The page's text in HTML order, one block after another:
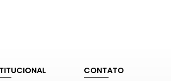
CONTATO